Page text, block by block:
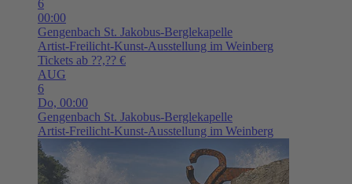
6
00:00
Gengenbach St. Jakobus-Berglekapelle
Artist-Freilicht-Kunst-Ausstellung im Weinberg
Tickets ab ??,?? €
AUG
6
Do, 00:00
Gengenbach St. Jakobus-Berglekapelle
Artist-Freilicht-Kunst-Ausstellung im Weinberg